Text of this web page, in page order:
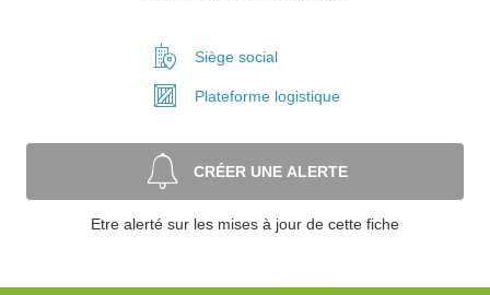
Siège social
Plateforme logistique
CRÉER UNE ALERTE
Etre alerté sur les mises à jour de cette fiche